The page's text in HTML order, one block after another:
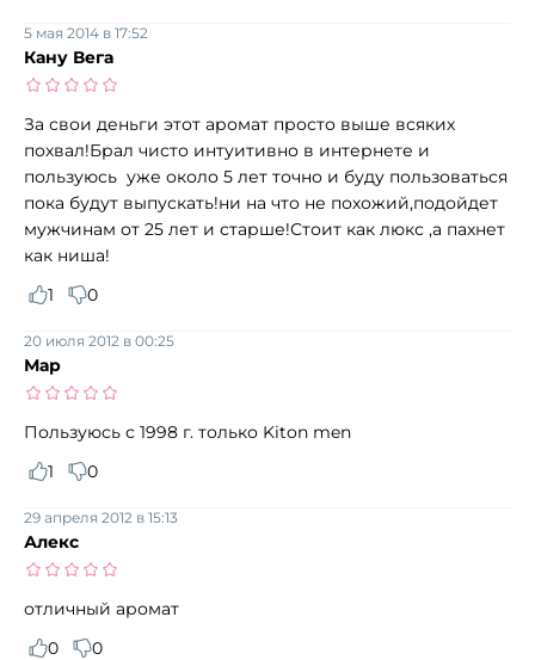
Кану Вега
5 мая 2014 в 17:52
За свои деньги этот аромат просто выше всяких
похвал!Брал чисто интуитивно в интернете и
пользуюсь уже около 5 лет точно и буду пользоваться
пока будут выпускать!ни на что не похожий,подойдет
мужчинам от 25 лет и старше!Стоит как люкс ,а пахнет
как ниша!
1
0
Мар
20 июля 2012 в 00:25
Пользуюсь с 1998 г. только Kiton men
1
0
Алекс
29 апреля 2012 в 15:13
отличный аромат
0
0